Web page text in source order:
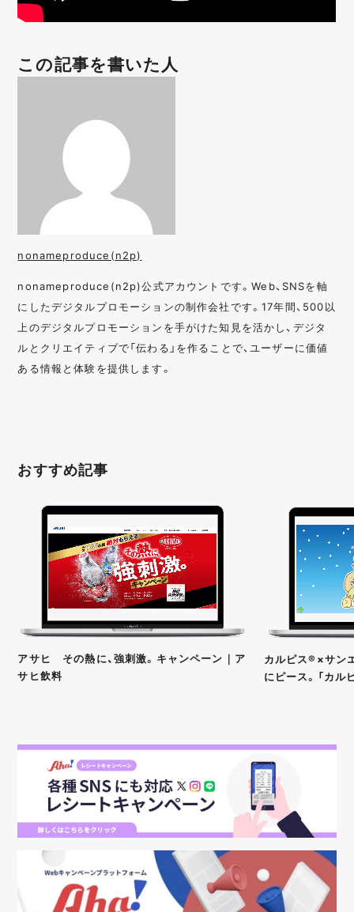
この記事を書いた人
nonameproduce(n2p)
nonameproduce(n2p)公式アカウントです。Web、SNSを軸
にしたデジタルプロモーションの制作会社です。17年間、500以
上のデジタルプロモーションを手がけた知見を活かし、デジタ
ルとクリエイティブで「伝わる」を作ることで、ユーザーに価値
ある情報と体験を提供します。
おすすめ記事
アサヒ その熱に、強刺激。キャンペーン｜ア
サヒ飲料
カルピス®×サン
にピース。「カル